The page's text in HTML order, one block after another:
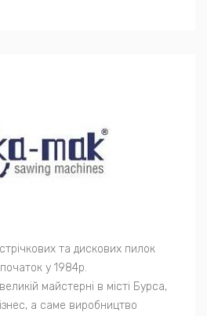
та дискових пилок
у 1984р.
майстерні в місті Бурса,
а саме виробництво